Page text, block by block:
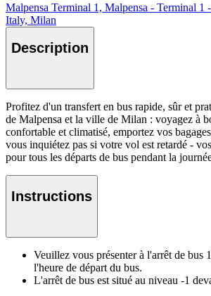
Malpensa Terminal 1, Malpensa - Terminal
Italy, Milan
Description
Profitez d'un transfert en bus rapide, sûr et
de Malpensa et la ville de Milan : voyagez à
confortable et climatisé, emportez vos
vous inquiétez pas si votre vol est retardé -
pour tous les départs de bus pendant la
Instructions
Veuillez vous présenter à l'arrêt de bus
l'heure de départ du bus.
L'arrêt de bus est situé au niveau -1